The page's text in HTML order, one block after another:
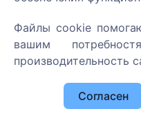
Файлы cookie
вашим
производительность
Согласен